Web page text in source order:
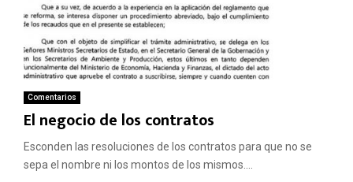
Comentarios
El negocio de los contratos
Esconden las resoluciones de los contratos para que no se
sepa el nombre ni los montos de los mismos....